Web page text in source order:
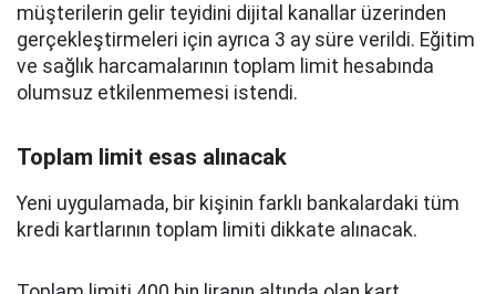
müşterilerin gelir teyidini dijital kanallar üzerinden
gerçekleştirmeleri için ayrıca 3 ay süre verildi. Eğitim
ve sağlık harcamalarının toplam limit hesabında
olumsuz etkilenmemesi istendi.
Toplam limit esas alınacak
Yeni uygulamada, bir kişinin farklı bankalardaki tüm
kredi kartlarının toplam limiti dikkate alınacak.